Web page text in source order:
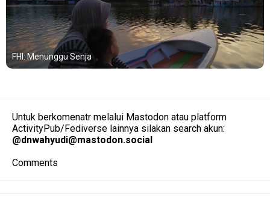
FHI: Menunggu Senja
Untuk berkomenatr melalui Mastodon atau platform
ActivityPub/Fediverse lainnya silakan search akun:
@dnwahyudi@mastodon.social
Comments